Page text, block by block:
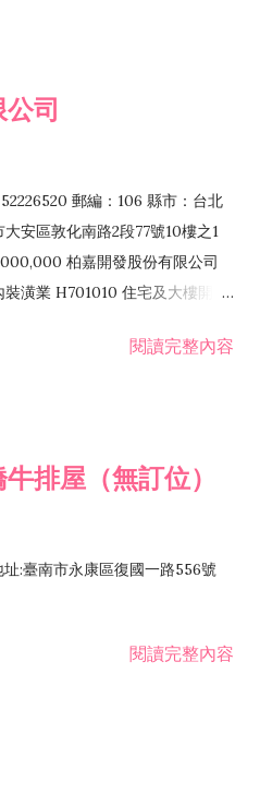
司
郵編：106 縣市：台北
安區敦化南路2段77號10樓之1
柏嘉開發股份有限公司
潢業 H701010 住宅及大樓開發
不動產租賃業 I503010
閱讀完整內容
排屋（無訂位）
:臺南市永康區復國一路556號
閱讀完整內容